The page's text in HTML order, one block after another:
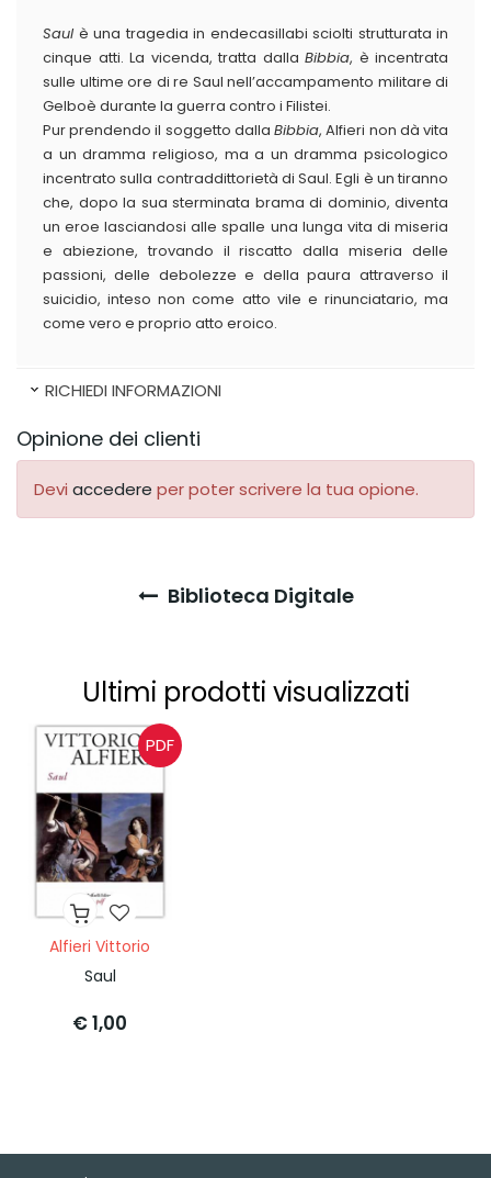
Saulè una tragedia in endecasillabi sciolti strutturata in
cinque atti. La vicenda, tratta dalla Bibbia, è incentrata
sulle ultime ore di re Saul nell’accampamento militare di
Gelboè durante la guerra contro i Filistei.
Pur prendendo il soggetto dalla Bibbia, Alfieri non dà vita
a un dramma religioso, ma a un dramma psicologico
incentrato sulla contraddittorietà di Saul. Egli è un tiranno
che, dopo la sua sterminata brama di dominio, diventa
un eroe lasciandosi alle spalle una lunga vita di miseria
e abiezione, trovando il riscatto dalla miseria delle
passioni, delle debolezze e della paura attraverso il
suicidio, inteso non come atto vile e rinunciatario, ma
come vero e proprio atto eroico.
RICHIEDI INFORMAZIONI
Opinione dei clienti
Devi accedere per poter scrivere la tua opione.
Biblioteca Digitale
Ultimi prodotti visualizzati
PDF
Alfieri Vittorio
Saul
€ 1,00